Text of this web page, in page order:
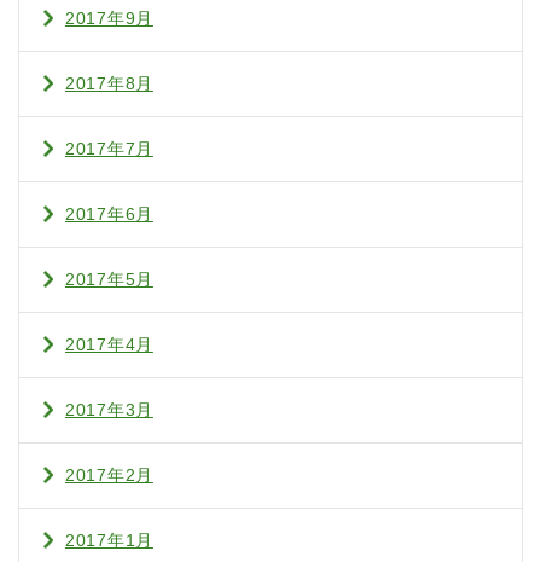
2017年9月
2017年8月
2017年7月
2017年6月
2017年5月
2017年4月
2017年3月
2017年2月
2017年1月